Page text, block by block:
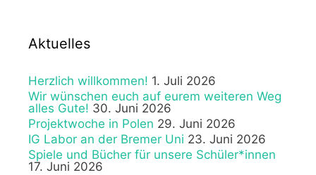
Aktuelles
Herzlich willkommen! 1. Juli 2026
Wir wünschen euch auf eurem weiteren Weg
alles Gute! 30. Juni 2026
Projektwoche in Polen 29. Juni 2026
IG Labor an der Bremer Uni 23. Juni 2026
Spiele und Bücher für unsere Schüler*innen
17. Juni 2026